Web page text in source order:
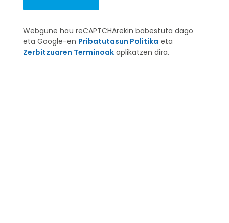
Webgune hau reCAPTCHArekin babestuta dago
eta Google-en Pribatutasun Politika eta
Zerbitzuaren Terminoak aplikatzen dira.